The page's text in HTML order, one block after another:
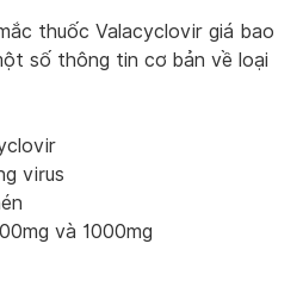
thuốc Valacyclovir giá bao
số thông tin cơ bản về loại
virus
và 1000mg